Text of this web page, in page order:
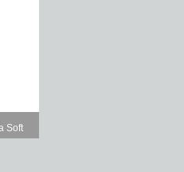
Soft